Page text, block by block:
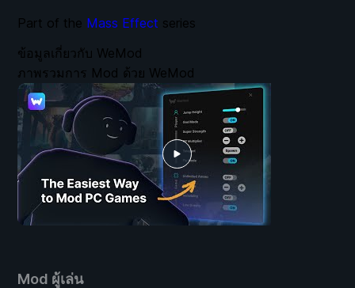
Mod ผู้เล่น
ข้อมูลเกี่ยวกับ WeMod
ภาพรวมการ Mod ด้วย WeMod
Part of the Mass Effect series